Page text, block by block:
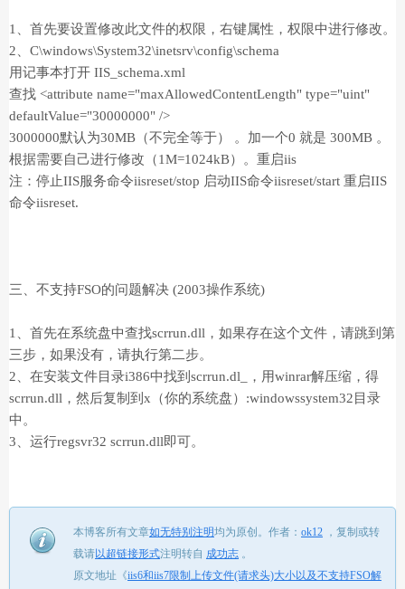
1、首先要设置修改此文件的权限，右键属性，权限中进行修改。
2、C\windows\System32\inetsrv\config\schema
用记事本打开 IIS_schema.xml
查找 <attribute name="maxAllowedContentLength" type="uint"
defaultValue="30000000" />
3000000默认为30MB（不完全等于） 。加一个0 就是 300MB 。
根据需要自己进行修改（1M=1024kB）。重启iis
注：停止IIS服务命令iisreset/stop 启动IIS命令iisreset/start 重启IIS
命令iisreset.
三、不支持FSO的问题解决 (2003操作系统)
1、首先在系统盘中查找scrrun.dll，如果存在这个文件，请跳到第
三步，如果没有，请执行第二步。
2、在安装文件目录i386中找到scrrun.dl_，用winrar解压缩，得
scrrun.dll，然后复制到x（你的系统盘）:windowssystem32目录
中。
3、运行regsvr32 scrrun.dll即可。
本博客所有文章如无特别注明均为原创。 作者： ok12 ， 复制或转
载请以超链接形式注明转自 成功志 。
原文地址《iis6和iis7限制上传文件(请求头)大小以及不支持FSO解